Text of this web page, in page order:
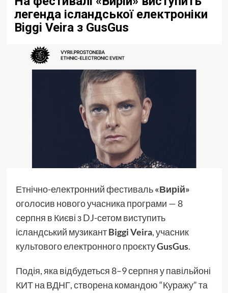
легенда ісландської електроніки
Biggi Veira з GusGus
Етнічно-електронний фестиваль«Вирій»
оголосив нового учасника програми — 8
серпня в Києві з DJ-сетом виступить
ісландський музикантBiggi Veira, учасник
культового електронного проєктуGusGus.
Подія, яка відбудеться 8–9 серпня у павільйоні
КИТ на ВДНГ, створена командою “Куражу” та